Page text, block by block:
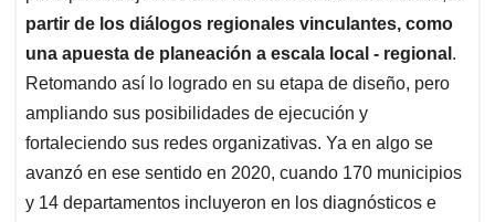
partir de los diálogos regionales vinculantes, como
una apuesta de planeación a escala local - regional .
Retomando así lo logrado en su etapa de diseño, pero
ampliando sus posibilidades de ejecución y
fortaleciendo sus redes organizativas. Ya en algo se
avanzó en ese sentido en 2020, cuando 170 municipios
y 14 departamentos incluyeron en los diagnósticos e